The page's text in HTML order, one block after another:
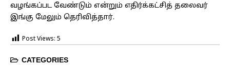
வழங்கப்பட வேண்டும் என்றும் எதிர்க்கட்சித் தலைவர்
இங்கு மேலும் தெரிவித்தார்.
Post Views: 5
CATEGORIES